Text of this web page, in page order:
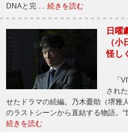
DNAと完 … 続きを読む
日曜
（
怪し
「
され
せたドラマの続編。乃木憂助（堺雅
のラストシーンから直結する物語。
続きを読む